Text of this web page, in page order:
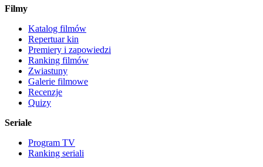
Filmy
Katalog filmów
Repertuar kin
Premiery i zapowiedzi
Ranking filmów
Zwiastuny
Galerie filmowe
Recenzje
Quizy
Seriale
Program TV
Ranking seriali